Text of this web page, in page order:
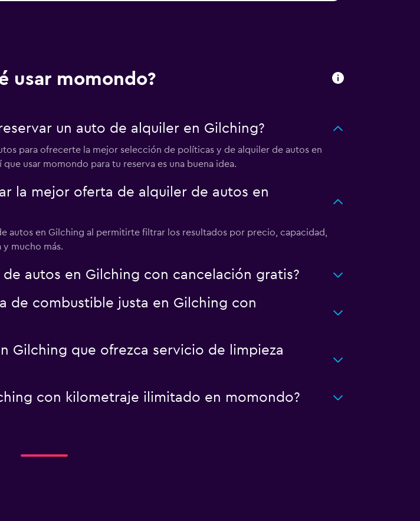
usar momondo?
un auto de alquiler en Gilching?
para ofrecerte la mejor selección de políticas y de alquiler de autos en
usar momondo para tu reserva es una buena idea.
la mejor oferta de alquiler de autos en
autos en Gilching al permitirte filtrar los resultados por precio, capacidad,
mucho más.
autos en Gilching con cancelación gratis?
de combustible justa en Gilching con
Gilching que ofrezca servicio de limpieza
con kilometraje ilimitado en momondo?